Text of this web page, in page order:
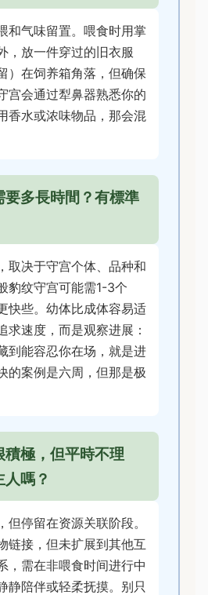
和气味留置。喂食时用掌
，放一件穿过的旧衣服
）在饲养箱角落，但确保
宫会通过犁鼻器熟悉你的
香水或浓味物品，那会混
要多長時間？有標準
取决于守宫个体、品种和
豹纹守宫可能需1-3个
快些。幼体比成体容易适
求速度，而是观察进展：
到能容忍你在场，就是进
的案例是六周，但那是极
極，但平時不理
嗎？
但停留在资源关联阶段。
链接，但未扩展到其他互
，需在非喂食时间进行中
静陪伴或轻柔抚摸。别只